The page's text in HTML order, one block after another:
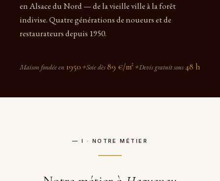
en Alsace du Nord — de la vieille ville à la forêt
indivise. Quatre générations de noueurs et de
restaurateurs depuis 1950.
Maison fondée en 1950 ✦Soie dès 89 €/m² ✦Devis gratuit sous48 h
— I · NOTRE MÉTIER